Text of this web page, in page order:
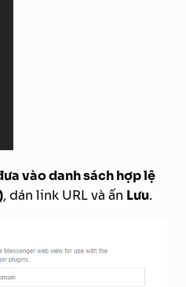
vào danh sách hợp lệ
, dán link URL và ấn Lưu.